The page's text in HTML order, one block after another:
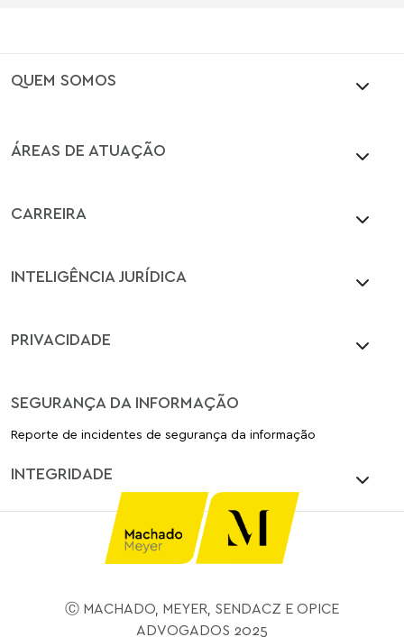
QUEM SOMOS
ÁREAS DE ATUAÇÃO
CARREIRA
INTELIGÊNCIA JURÍDICA
PRIVACIDADE
SEGURANÇA DA INFORMAÇÃO
Reporte de incidentes de segurança da informação
INTEGRIDADE
Ⓒ MACHADO, MEYER, SENDACZ E OPICE
ADVOGADOS 2025